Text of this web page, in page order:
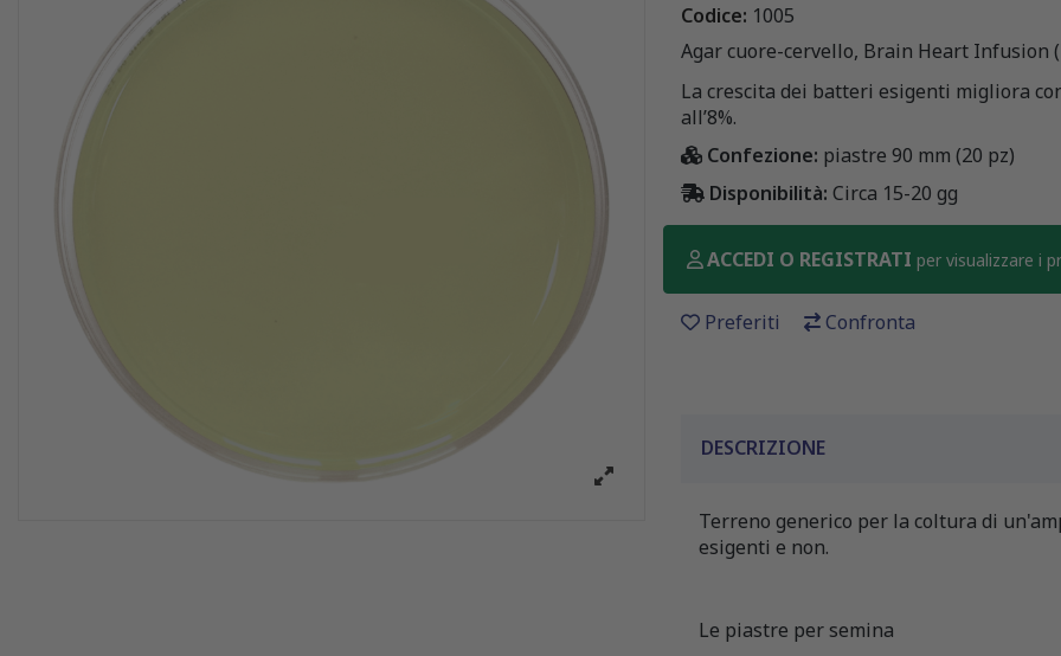
Codice: 1005
Agar cuore-cervello, Brain Heart Infusion
La crescita dei batteri esigenti migliora
all’8%.
Confezione: piastre 90 mm (20 pz)
Disponibilità: Circa 15-20 gg
ACCEDI O REGISTRATI per visualizzare i
Preferiti Confronta
DESCRIZIONE
Terreno generico per la coltura di
esigenti e non.
Le piastre per semina